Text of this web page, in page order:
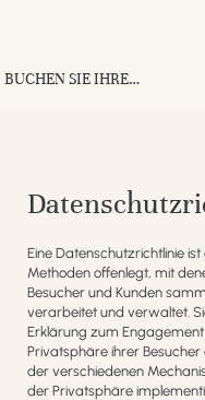
BUCHEN SIE IHREN AUFENTHALT
Eine Datenschutzrichtlinie
Methoden offenlegt, mit
Besucher und Kunden
verarbeitet und verwaltet.
Erklärung zum
Privatsphäre ihrer
der verschiedenen
der Privatsphäre